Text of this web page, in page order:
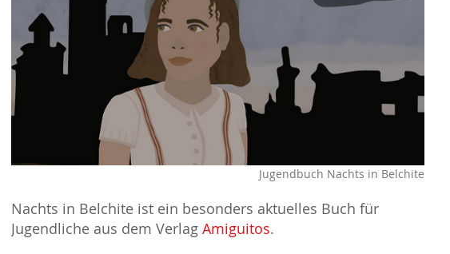
Jugendbuch Nachts in Belchite
Nachts in Belchite ist ein besonders aktuelles Buch für
Jugendliche aus dem Verlag Amiguitos.